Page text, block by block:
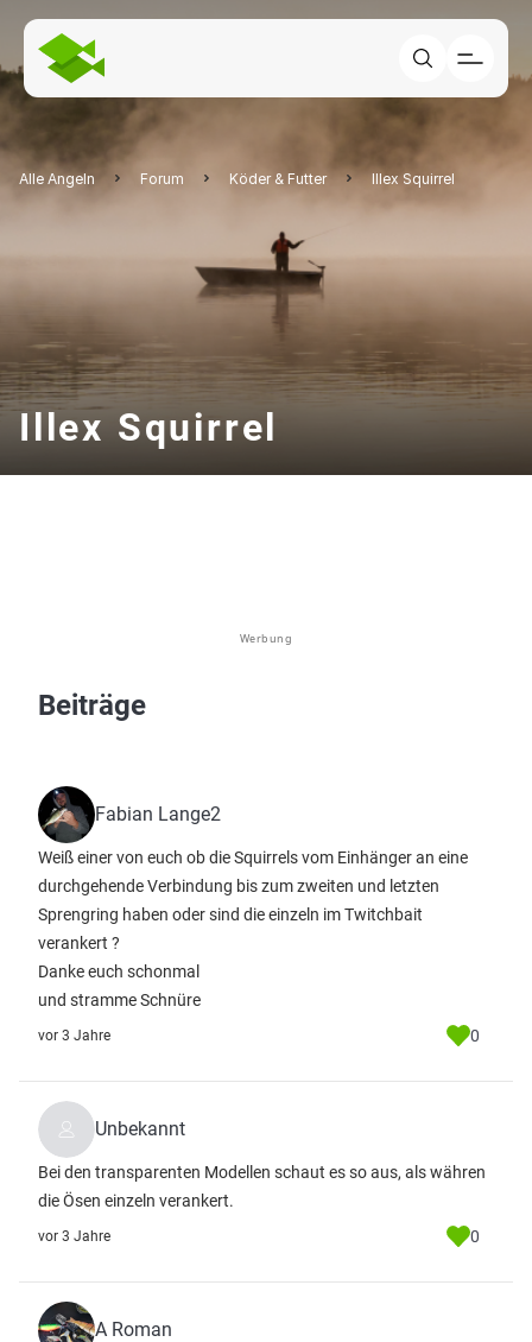
Alle Angeln Forum Köder & Futter Illex Squirrel
Illex Squirrel
Werbung
Beiträge
Fabian Lange2
Weiß einer von euch ob die Squirrels vom Einhänger an eine
durchgehende Verbindung bis zum zweiten und letzten
Sprengring haben oder sind die einzeln im Twitchbait
verankert ?
Danke euch schonmal
und stramme Schnüre
vor 3 Jahre 0
Unbekannt
Bei den transparenten Modellen schaut es so aus, als währen
die Ösen einzeln verankert.
vor 3 Jahre 0
A Roman